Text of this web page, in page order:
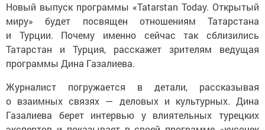
Новый выпуск программы «Tatarstan Today. Открытый
миру» будет посвящен отношениям Татарстана
и Турции. Почему именно сейчас так сблизились
Татарстан и Турция, расскажет зрителям ведущая
программы Дина Газалиева.
Журналист погружается в детали, рассказывая
о взаимных связях — деловых и культурных. Дина
Газалиева берет интервью у влиятельных турецких